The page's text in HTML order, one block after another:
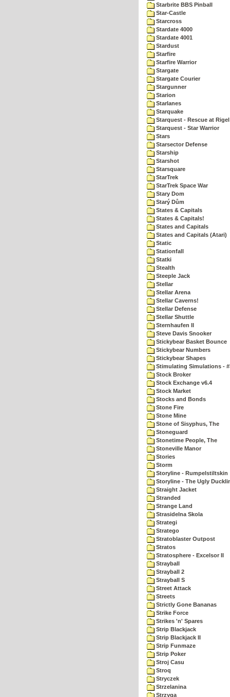
Starbrite BBS Pinball
Star-Castle
Starcross
Stardate 4000
Stardate 4001
Stardust
Starfire
Starfire Warrior
Stargate
Stargate Courier
Stargunner
Starion
Starlanes
Starquake
Starquest - Rescue at Rigel
Starquest - Star Warrior
Stars
Starsector Defense
Starship
Starshot
Starsquare
StarTrek
StarTrek Space War
Stary Dom
Starý Dům
States & Capitals
States & Capitals!
States and Capitals
States and Capitals (Atari)
Static
Stationfall
Statki
Stealth
Steeple Jack
Stellar
Stellar Arena
Stellar Caverns!
Stellar Defense
Stellar Shuttle
Sternhaufen II
Steve Davis Snooker
Stickybear Basket Bounce
Stickybear Numbers
Stickybear Shapes
Stimulating Simulations -
Stock Broker
Stock Exchange v6.4
Stock Market
Stocks and Bonds
Stone Fire
Stone Mine
Stone of Sisyphus, The
Stoneguard
Stonetime People, The
Stoneville Manor
Stories
Storm
Storyline - Rumpelstiltskin
Storyline - The Ugly
Straight Jacket
Stranded
Strange Land
Strasidelna Skola
Strategi
Stratego
Stratoblaster Outpost
Stratos
Stratosphere - Excelsor II
Strayball
Strayball 2
Strayball S
Street Attack
Streets
Strictly Gone Bananas
Strike Force
Strikes 'n' Spares
Strip Blackjack
Strip Blackjack II
Strip Funmaze
Strip Poker
Stroj Casu
Stroq
Stryczek
Strzelanina
Strzyga